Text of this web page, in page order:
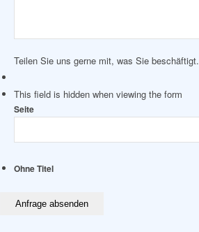
Teilen Sie uns gerne mit, was Sie beschäftigt.
This field is hidden when viewing the form
Seite
Ohne Titel